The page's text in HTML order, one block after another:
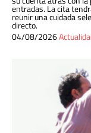
entradas. La cita
reunir una cuidada
directo.
04/08/2026